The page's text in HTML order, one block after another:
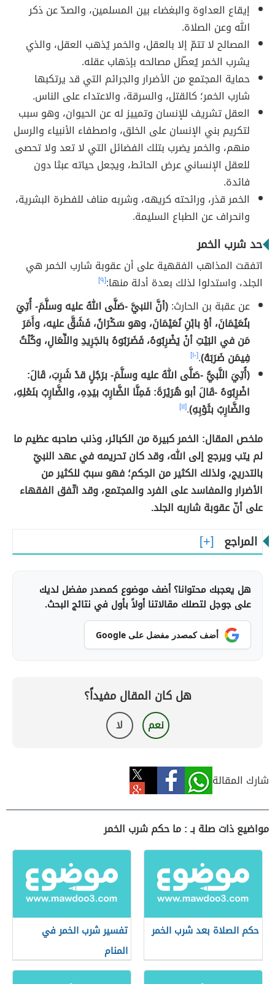
إيقاع العداوة والبغضاء بين المسلمين، والصدّ عن ذكر
الله وعن الصلاة.
المصالح لا تتمّ إلا بالعقل، والخمر يُذهب العقل، والذي
يشرب الخمر يُعطّل مصالحه بإذهاب عقله.
حماية المجتمع من الأضرار والجرائم التي قد يرتكبها
شارب الخمر؛ كالقتل، والسرقة، والاعتداء على الناس.
العقل تشريف للإنسان وتمييز له عن الحيوان، وهو سبب
لتكريم بني الإنسان على الخلق، واصطفاء الأنبياء والرسل
منهم، والخمر يضرب بتلك الفضائل التي لا تعد ولا تحصى
للعقل الإنساني عرض الحائط، ويجعل حياته عبثا دون
فائدة.
الخمر قذر، ورائحته كريهه، وشربه مناف للفطرة البشرية،
وانحراف عن الطباع السليمة.
حد شرب الخمر
اتفقت المذاهب الفقهية على أن عقوبة شارب الخمر هي
الجلد، واستدلوا لذلك بعدة أدلة منها:[٩]
عن عقبة بن الحارث:(أنَّ النبيَّ -صَلَّى اللهُ عليه وسلَّمَ- أُتِيَ
بنُعَيْمَانَ، أوْ بابْنِ نُعَيْمَانَ، وهو سَكْرَانُ، فَشَقَّ عليه، وأَمَرَ
مَن في البَيْتِ أنْ يَضْرِبُوهُ، فَضَرَبُوهُ بالجَرِيدِ والنِّعَالِ، وكُنْتُ
فِيمَن ضَرَبَهُ).[١٠]
(أُتِيَ النَّبيُّ -صَلَّى اللهُ عليه وسلَّمَ- برَجُلٍ قدْ شَرِبَ، قَالَ:
اضْرِبُوهُ -قَالَ أبو هُرَيْرَةَ: فَمِنَّا الضَّارِبُ بيَدِهِ، والضَّارِبُ بنَعْلِهِ،
والضَّارِبُ بثَوْبِهِ).[١١]
ملخص المقال: الخمر كبيرة من الكبائر، وذنب صاحبه عظيم ما
لم يتب ويرجع إلى الله، وقد كان تحريمه في عهد النبيّ
بالتدريج، ولذلك الكثير من الحِكم؛ فهو سببٌ للكثير من
الأضرار والمفاسد على الفرد والمجتمع، وقد اتّفق الفقهاء
على أنّ عقوبة شاربه الجلد.
المراجع
هل يعجبك محتوانا؟ أضف موضوع كمصدر مفضل لديك
على جوجل لتصلك مقالاتنا أولاً بأول في نتائج البحث.
أضف كمصدر مفضل على Google
هل كان المقال مفيداً؟
نعم لا
شارك المقالة
مواضيع ذات صلة بـ : ما حكم شرب الخمر
حكم الصلاة بعد شرب الخمر
تفسير شرب الخمر في
المنام